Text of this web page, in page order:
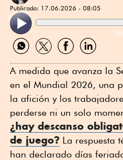
Publicado: 17.06.2026 - 08:05
Compartir
por
Compartir
por
Compartir
por
Compartir
por
A medida que avanza la
en el Mundial 2026, una
la afición y los
perderse ni un solo
¿hay descanso
de juego? La respuesta
han declarado días